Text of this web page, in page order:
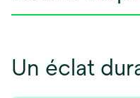
Un éclat